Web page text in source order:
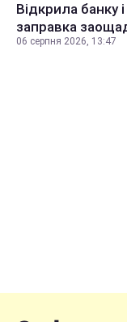
Відкрила банку
заправка
06 серпня 2026, 13:47